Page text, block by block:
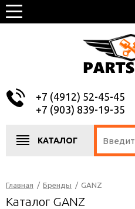
+7 (4912) 52-45-45
+7 (903) 839-19-35
КАТАЛОГ
Главная / Бренды / GANZ
Каталог GANZ